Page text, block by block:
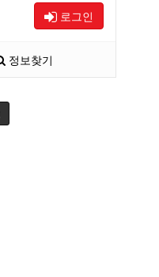
로그인
정보찾기